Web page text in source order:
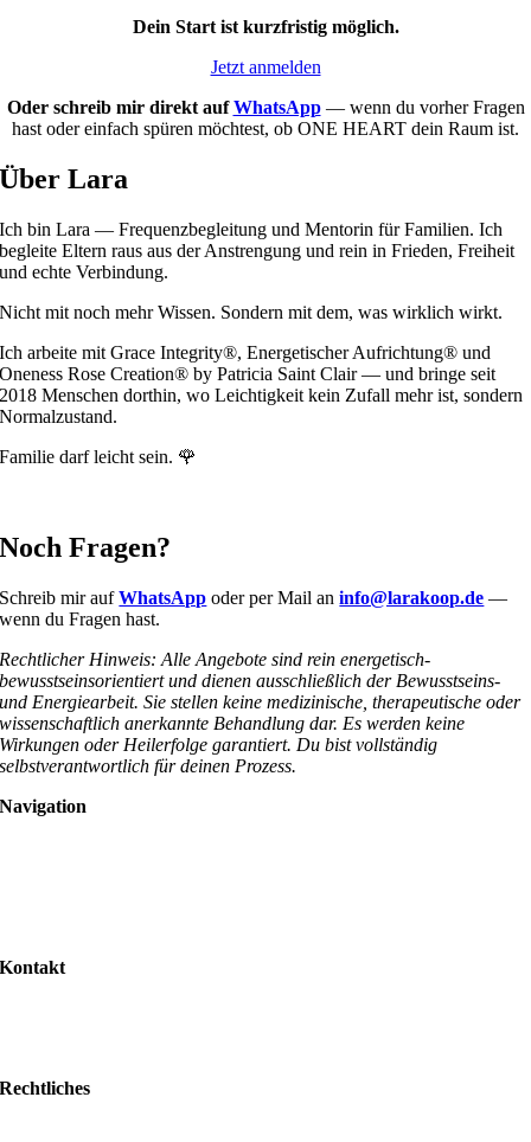
Dein Start ist kurzfristig möglich.
Jetzt anmelden
Oder schreib mir direkt aufWhatsApp — wenn du vorher Fragen
hast oder einfach spüren möchtest, ob ONE HEART dein Raum ist.
Über Lara
Ich bin Lara — Frequenzbegleitung und Mentorin für Familien. Ich
begleite Eltern raus aus der Anstrengung und rein in Frieden, Freiheit
und echte Verbindung.
Nicht mit noch mehr Wissen. Sondern mit dem, was wirklich wirkt.
Ich arbeite mit Grace Integrity®, Energetischer Aufrichtung® und
Oneness Rose Creation® by Patricia Saint Clair — und bringe seit
2018 Menschen dorthin, wo Leichtigkeit kein Zufall mehr ist, sondern
Normalzustand.
Familie darf leicht sein. 🌹
Noch Fragen?
Schreib mir aufWhatsApp oder per Mail aninfo@larakoop.de —
wenn du Fragen hast.
Rechtlicher Hinweis: Alle Angebote sind rein energetisch-
bewusstseinsorientiert und dienen ausschließlich der Bewusstseins-
und Energiearbeit. Sie stellen keine medizinische, therapeutische oder
wissenschaftlich anerkannte Behandlung dar. Es werden keine
Wirkungen oder Heilerfolge garantiert. Du bist vollständig
selbstverantwortlich für deinen Prozess.
Navigation
Kontakt
Rechtliches